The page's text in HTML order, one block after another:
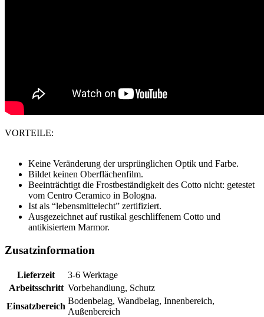
VORTEILE:
Keine Veränderung der ursprünglichen Optik und Farbe.
Bildet keinen Oberflächenfilm.
Beeinträchtigt die Frostbeständigkeit des Cotto nicht: getestet
vom Centro Ceramico in Bologna.
Ist als “lebensmittelecht” zertifiziert.
Ausgezeichnet auf rustikal geschliffenem Cotto und
antikisiertem Marmor.
Zusatzinformation
Lieferzeit
3-6 Werktage
Arbeitsschritt Vorbehandlung, Schutz
Einsatzbereich
Bodenbelag, Wandbelag, Innenbereich,
Außenbereich